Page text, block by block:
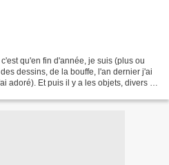
qu'en fin d'année, je suis (plus ou
dessins, de la bouffe, l'an dernier j'ai
adoré). Et puis il y a les objets, divers et